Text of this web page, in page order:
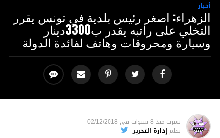
أخبار
الزهراء: اصغر رئيس بلدية في تونس يقرر
التخلي على راتبه يقدر ب3300دينار
وسيارة ومحروقات وهاتف لفائدة الدولة
نشرت منذ 8 سنوات فى 02/12/2018
بقلم إدارة التحرير